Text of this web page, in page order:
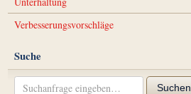
Verbesserungsvorschläge
Suche
Suchen